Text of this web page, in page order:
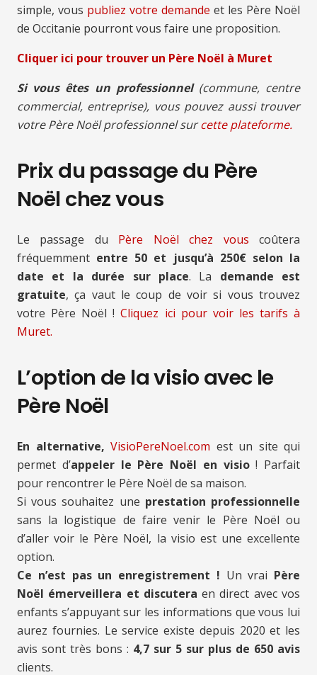
simple, vous publiez votre demande et les Père Noël
de Occitanie pourront vous faire une proposition.
Cliquer ici pour trouver un Père Noël à Muret
Si vous êtes un professionnel(commune, centre
commercial, entreprise), vous pouvez aussi trouver
votre Père Noël professionnel surcette plateforme.
Prix du passage du Père
Noël chez vous
Le passage du Père Noël chez vous coûtera
fréquemment entre 50 et jusqu’à 250€ selon la
date et la durée sur place. La demande est
gratuite, ça vaut le coup de voir si vous trouvez
votre Père Noël !Cliquez ici pour voir les tarifs à
Muret.
L’option de la visio avec le
Père Noël
En alternative, VisioPereNoel.com est un site qui
permet d’appeler le Père Noël en visio! Parfait
pour rencontrer le Père Noël de sa maison.
Si vous souhaitez une prestation professionnelle
sans la logistique de faire venir le Père Noël ou
d’aller voir le Père Noël, la visio est une excellente
option.
Ce n’est pas un enregistrement ! Un vrai Père
Noël émerveillera et discutera en direct avec vos
enfants s’appuyant sur les informations que vous lui
aurez fournies. Le service existe depuis 2020 et les
avis sont très bons : 4,7 sur 5 sur plus de 650 avis
clients.